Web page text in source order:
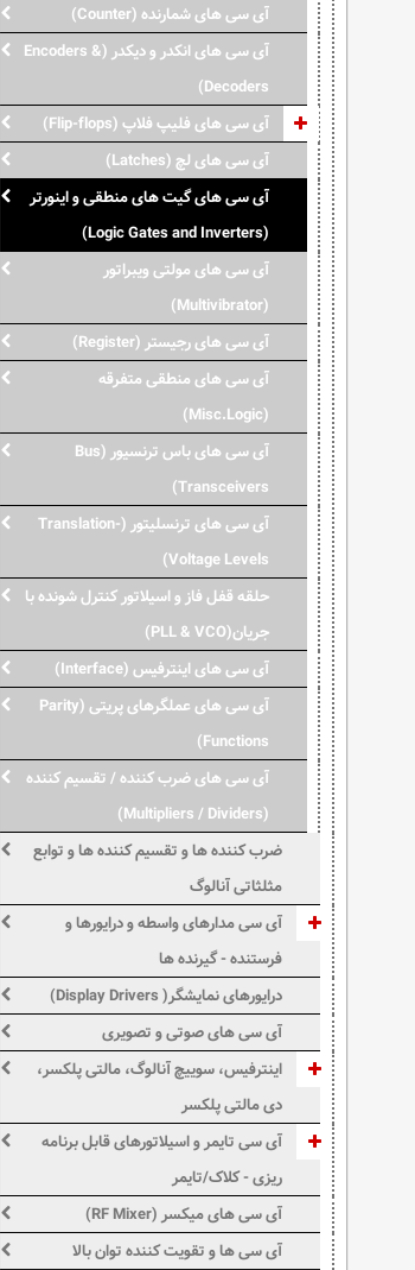
آی سی های شمارنده (Counter)
آی سی های انکدر و دیکدر (Encoders &
Decoders)
آی سی های فلیپ فلاپ (Flip-flops)
آی سی های لچ (Latches)
آی سی های گیت های منطقی و اینورتر
(Logic Gates and Inverters)
آی سی های مولتی ویبراتور
(Multivibrator)
آی سی های رجیستر (Register)
آی سی های منطقی متفرقه
(Misc.Logic)
آی سی های باس ترنسیور (Bus
Transceivers)
آی سی های ترنسلیتور (Translation-
Voltage Levels)
حلقه قفل فاز و اسیلاتور کنترل شونده با
جریان(PLL & VCO)
آی سی های اینترفیس (Interface)
آی سی های عملگرهای پریتی (Parity
Functions)
آی سی های ضرب کننده / تقسیم کننده
(Multipliers / Dividers)
ضرب کننده ها و تقسیم کننده ها و توابع
مثلثاتی آنالوگ
آی سی مدارهای واسطه و درایورها و
فرستنده - گیرنده ها
درایورهای نمایشگر( Display Drivers)
آی سی های صوتی و تصویری
اینترفیس، سوییچ آنالوگ، مالتی پلکسر،
دی مالتی پلکسر
آی سی تایمر و اسیلاتورهای قابل برنامه
ریزی - کلاک/تایمر
آی سی های میکسر (RF Mixer)
آی سی ها و تقویت کننده توان بالا